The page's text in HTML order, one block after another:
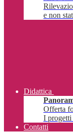
e non
Didattica
Offerta
I progetti
Contatti